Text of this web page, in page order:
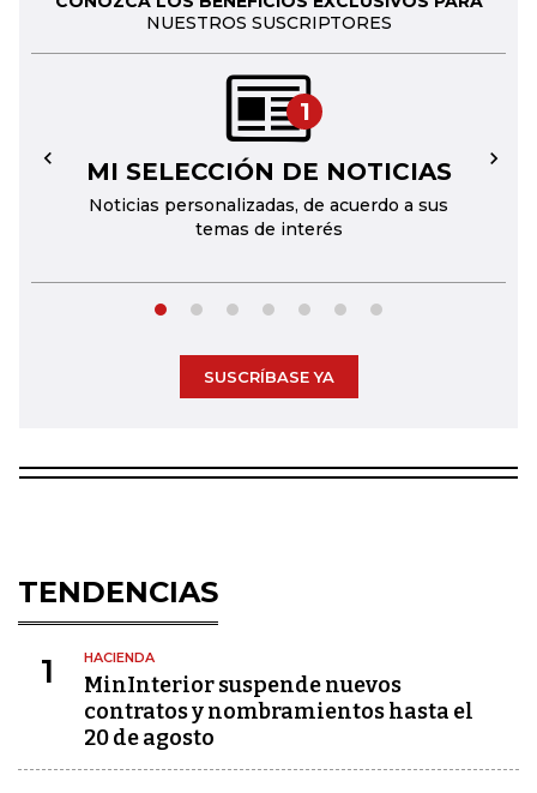
NUESTROS SUSCRIPTORES
1
MI SELECCIÓN DE NOTICIAS
Noticias personalizadas, de acuerdo a sus
temas de interés
← →
SUSCRÍBASE YA
TENDENCIAS
1 HACIENDA
MinInterior suspende nuevos
contratos y nombramientos hasta el
20 de agosto